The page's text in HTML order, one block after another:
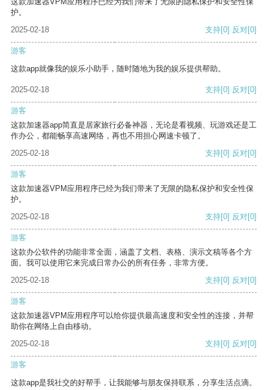
护。
2025-02-18
支持[0] 反对[0]
游客
这款app就像我的娱乐小助手，随时随地为我的娱乐提供帮助。
2025-02-18 支持[0] 反对[0]
游客
这款加速器app简直是居家旅行必备神器，无论是看视频、玩游戏还是工
作办公，都能畅享高速网络，再也不用担心网速卡顿了。
2025-02-18
支持[0] 反对[0]
游客
这款加速器VPM应用程序已经为我们带来了无限的隐私保护和安全性保
护。
2025-02-18
支持[0] 反对[0]
游客
这款办公软件的功能非常全面，涵盖了文档、表格、演示文稿等各个方
面。我可以使用它来完成日常办公的所有任务，非常方便。
2025-02-18
支持[0] 反对[0]
游客
这款加速器VPM应用程序可以给你提供最高速度和安全性的连接，并帮
助你在网络上自由移动。
2025-02-18
支持[0] 反对[0]
游客
这款app是我社交的好帮手，让我能够与朋友保持联系，分享生活点滴。